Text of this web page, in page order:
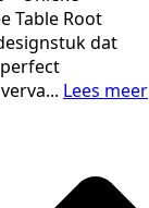
Table Root
dat
Lees meer